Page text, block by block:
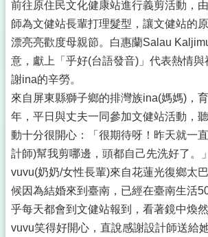
會
施
政
計
畫
法
令
規
章
申
辦
業
務
前往原住民文化健康站進行義剪活動，
師為文健站長輩打理髮型，讓文健站的
漂亮亮歡度母親節。白惠蘭Salau
意，獻上「乎好(台語發音)」代表熱情
謝ina的辛勞。
來自屏東縣獅子鄉的排灣族ina(媽媽)，
年，平日與丈夫一同參加文健站活動，
動十分很開心：「很期待呀！昨天就一
計師)幫我剪哪邊，頭都自己先洗好了。
vuvu(奶奶/女性長輩)來自花蓮光復鄉太
候因為結婚來到臺南，已經在臺南生活
乎每天都會到文健站報到，看著鏡中煥
vuvu笑得好開心，直說感謝設計師送給